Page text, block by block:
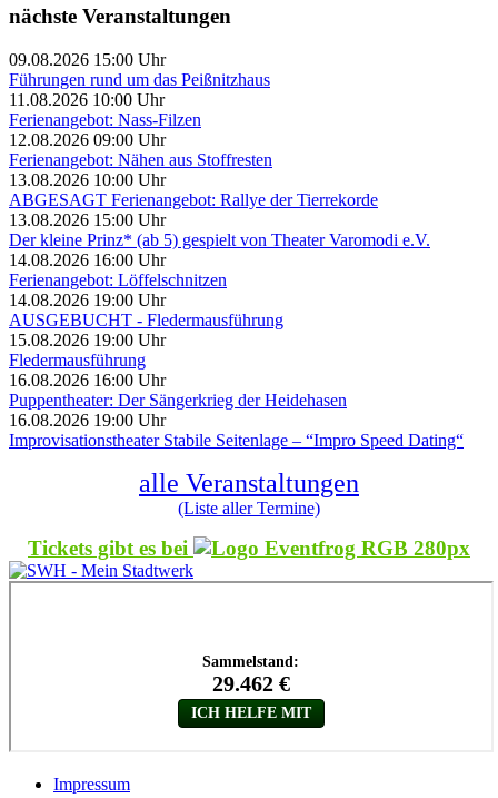
nächste Veranstaltungen
09.08.2026 15:00 Uhr
Führungen rund um das Peißnitzhaus
11.08.2026 10:00 Uhr
Ferienangebot: Nass-Filzen
12.08.2026 09:00 Uhr
Ferienangebot: Nähen aus Stoffresten
13.08.2026 10:00 Uhr
ABGESAGT Ferienangebot: Rallye der Tierrekorde
13.08.2026 15:00 Uhr
Der kleine Prinz* (ab 5) gespielt von Theater Varomodi e.V.
14.08.2026 16:00 Uhr
Ferienangebot: Löffelschnitzen
14.08.2026 19:00 Uhr
AUSGEBUCHT - Fledermausführung
15.08.2026 19:00 Uhr
Fledermausführung
16.08.2026 16:00 Uhr
Puppentheater: Der Sängerkrieg der Heidehasen
16.08.2026 19:00 Uhr
Improvisationstheater Stabile Seitenlage – “Impro Speed Dating“
alle Veranstaltungen
(Liste aller Termine)
Tickets gibt es bei
Impressum